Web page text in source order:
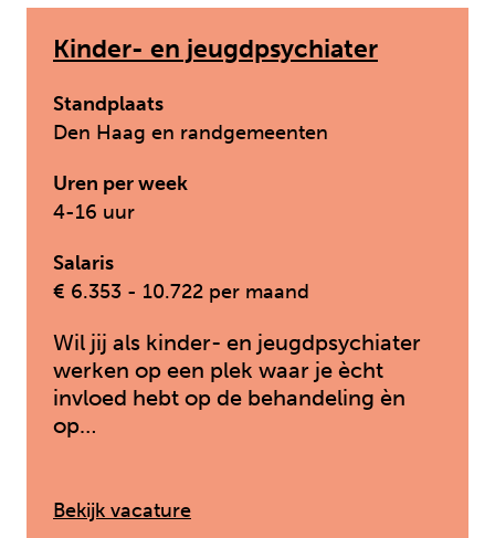
Kinder- en jeugdpsychiater
Standplaats
Den Haag en randgemeenten
Uren per week
4-16 uur
Salaris
€ 6.353 - 10.722 per maand
Wil jij als kinder- en jeugdpsychiater
werken op een plek waar je ècht
invloed hebt op de behandeling èn
op…
Bekijk vacature: Kinder- en jeugdpsychiater